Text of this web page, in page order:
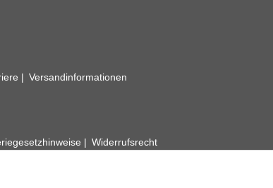
Versandinformationen
Widerrufsrecht